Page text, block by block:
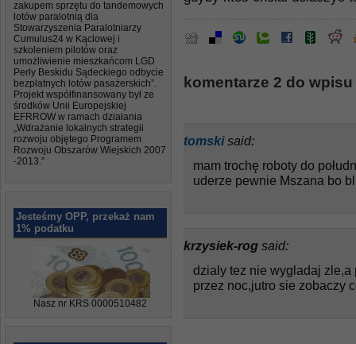
zakupem sprzętu do tandemowych
lotów paralotnią dla
Stowarzyszenia Paralotniarzy
Cumulus24 w Kąclowej i
szkoleniem pilotów oraz
umożliwienie mieszkańcom LGD
Perły Beskidu Sądeckiego odbycie
bezpłatnych lotów pasażerskich”.
Projekt współfinansowany był ze
środków Unii Europejskiej
EFRROW w ramach działania
„Wdrażanie lokalnych strategii
rozwoju objętego Programem
Rozwoju Obszarów Wiejskich 2007
-2013.”
Jesteśmy OPP, przekaż nam
1% podatku
Nasz nr KRS 0000510482
komentarze 2 do
tomski said:
mam trochę roboty do
uderze pewnie Mszana bo
krzysiek-rog said:
dzialy tez nie wygladaj
przez noc,jutro sie zobaczy